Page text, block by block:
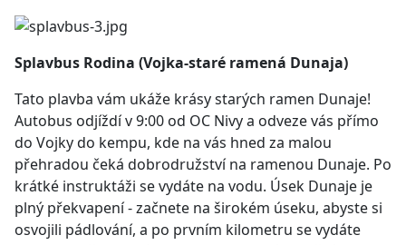
Splavbus Rodina (Vojka-staré ramená Dunaja)
Tato plavba vám ukáže krásy starých ramen Dunaje!
Autobus odjíždí v 9:00 od OC Nivy a odveze vás přímo
do Vojky do kempu, kde na vás hned za malou
přehradou čeká dobrodružství na ramenou Dunaje. Po
krátké instruktáži se vydáte na vodu. Úsek Dunaje je
plný překvapení - začnete na širokém úseku, abyste si
osvojili pádlování, a po prvním kilometru se vydáte